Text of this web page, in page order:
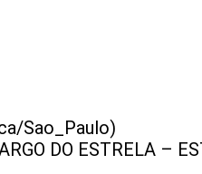
Sao_Paulo)
DO ESTRELA –